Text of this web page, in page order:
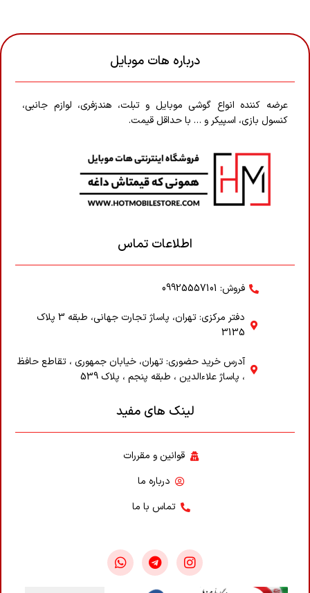
درباره هات موبایل
عرضه کننده انواع گوشی موبایل و تبلت، هندزفری، لوازم جانبی،
کنسول بازی، اسپیکر و … با حداقل قیمت.
اطلاعات تماس
فروش: 09925557101
دفتر مرکزی: تهران، پاساژ تجارت جهانی، طبقه 3 پلاک
3135
آدرس خرید حضوری: تهران، خیابان جمهوری ، تقاطع حافظ
، پاساژ علاء‌الدین ، طبقه پنجم ، پلاک 539
لینک های مفید
قوانین و مقررات
درباره ما
تماس با ما